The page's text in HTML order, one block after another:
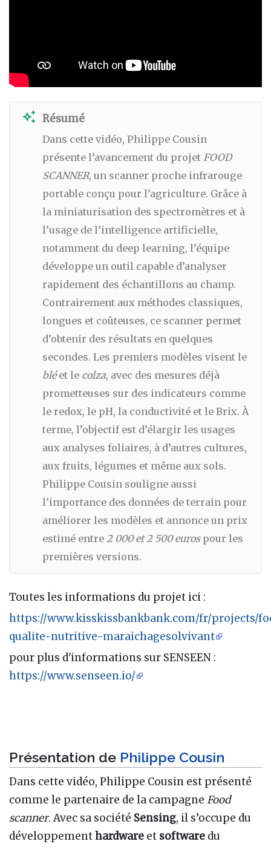
auto_awesome Résumé
Dans cette vidéo, Philippe Cousin
présente l’avancement du projet FOOD
SCANNER, un scanner proche infrarouge
portable conçu pour l’agriculture. Grâce à
la miniaturisation des spectromètres et à
l’usage de l’intelligence artificielle,
notamment du deep learning, l’équipe
développe un outil capable d’analyser
rapidement des échantillons au champ.
Contrairement aux méthodes classiques,
longues et coûteuses, ce scanner permet
d’obtenir des résultats en quelques
secondes. Les premiers modèles visent le
bléet le colza, avec des mesures déjà
prometteuses sur des indicateurs comme
le redox, le pH, la conductivité et le Brix. À
terme, l’objectif est d’élargir les usages
aux analyses foliaires, à d’autres cultures,
aux fruits, légumes et même aux sols.
Philippe Cousin souligne aussi
l’importance des données de terrain pour
améliorer les modèles et annonce un prix
estimé entre 2 000 et 2 500 eurospour les
premières versions.
Toutes les informations du projet ici :
https://www.kisskissbankbank.com/fr/projects/
qualite-nutritive-maraichagesolvivant
pour plus d'informations sur SENSEEN :
https://www.senseen.io/
Présentation de Philippe Cousin
Dans cette vidéo, Philippe Cousin est présenté
comme le partenaire de la campagne Food
scanner. Avec sa société Sensing, il s’occupe du
développementhardware et software du